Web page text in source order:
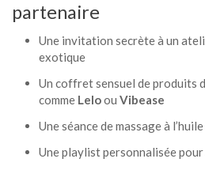
partenaire
Une invitation secrète à un
exotique
Un coffret sensuel de produits
comme Leloou Vibease
Une séance de massage à
Une playlist personnalisée pour